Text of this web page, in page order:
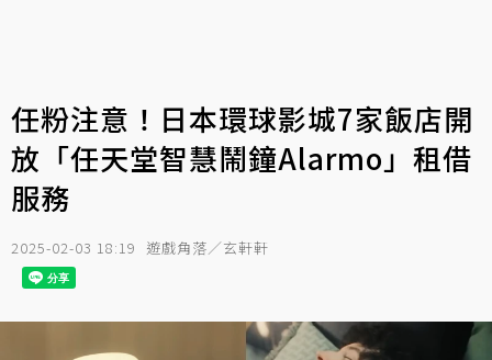
任粉注意！日本環球影城7家飯店開
放「任天堂智慧鬧鐘Alarmo」租借
服務
2025-02-03 18:19 遊戲角落／玄軒軒